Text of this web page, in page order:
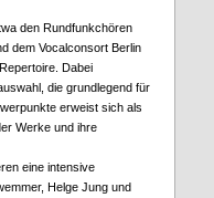
den Rundfunkchören
dem Vocalconsort Berlin
Dabei
die grundlegend für
erweist sich als
Werke und ihre
eine intensive
Helge Jung und